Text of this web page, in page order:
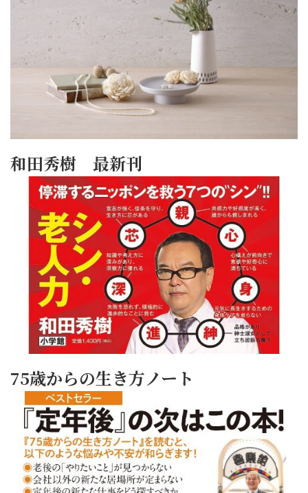
和田秀樹 最新刊
75歳からの生き方ノート